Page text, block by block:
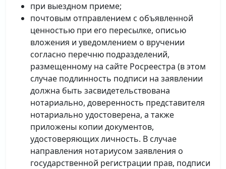
при выездном приеме;
почтовым отправлением с объявленной
ценностью при его пересылке, описью
вложения и уведомлением о вручении
согласно перечню подразделений,
размещенному на сайте Росреестра (в этом
случае подлинность подписи на заявлении
должна быть засвидетельствована
нотариально, доверенность представителя
нотариально удостоверена, а также
приложены копии документов,
удостоверяющих личность. В случае
направления нотариусом заявления о
государственной регистрации прав, подписи